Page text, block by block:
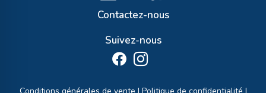
Contactez-nous
Suivez-nous